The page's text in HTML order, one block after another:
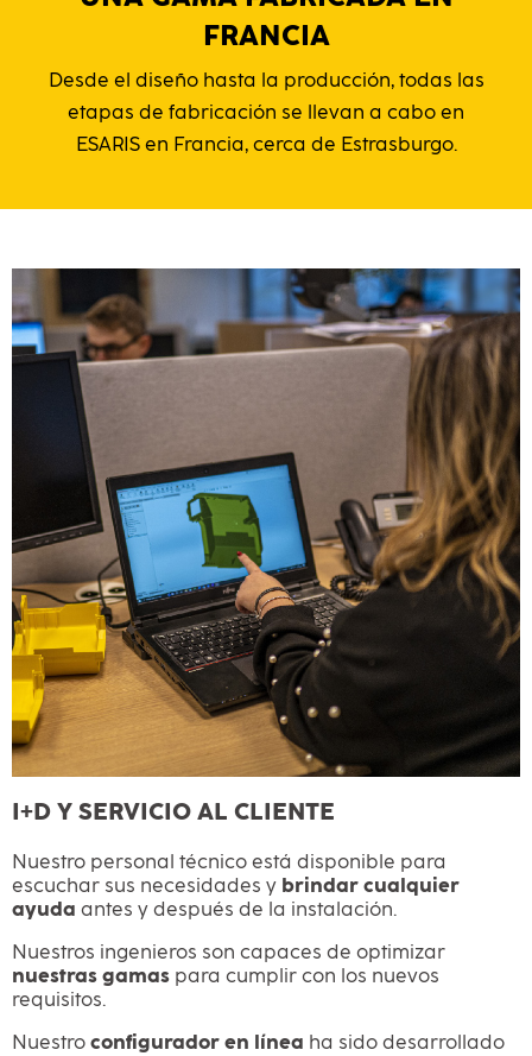
FRANCIA
Desde el diseño hasta la producción, todas las
etapas de fabricación se llevan a cabo en
ESARIS en Francia, cerca de Estrasburgo.
I+D Y SERVICIO AL CLIENTE
Nuestro personal técnico está disponible para
escuchar sus necesidades y brindar cualquier
ayuda antes y después de la instalación.
Nuestros ingenieros son capaces de optimizar
nuestras gamas para cumplir con los nuevos
requisitos.
Nuestro configurador en línea ha sido desarrollado